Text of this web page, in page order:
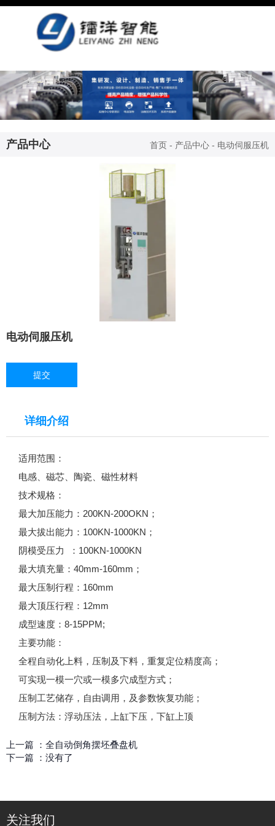
产品中心 首页 - 产品中心 - 电动伺服压机
电动伺服压机
提交
详细介绍
适用范围：
电感、磁芯、陶瓷、磁性材料
技术规格：
最大加压能力：200KN-200OKN；
最大拔出能力：100KN-1000KN；
阴模受压力 ：100KN-1000KN
最大填充量：40mm-160mm；
最大压制行程：160mm
最大顶压行程：12mm
成型速度：8-15PPM;
主要功能：
全程自动化上料，压制及下料，重复定位精度高；
可实现一模一穴或一模多穴成型方式；
压制工艺储存，自由调用，及参数恢复功能；
压制方法：浮动压法，上缸下压，下缸上顶
上一篇 ： 全自动倒角摆坯叠盘机
下一篇 ： 没有了
关注我们